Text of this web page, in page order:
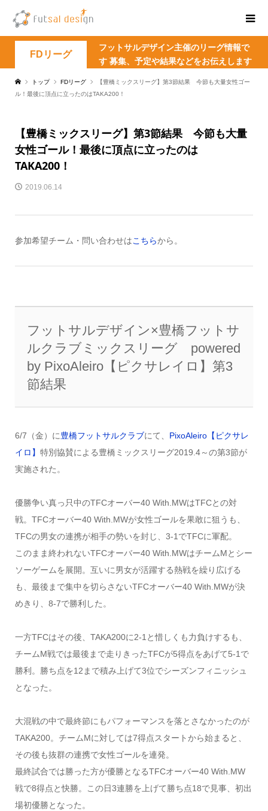
FDリーグ
フットサルデザイン主催のリーグ情報で
す 募集、予定や結果などをお伝えします
トップ FDリーグ
【豊橋ミックスリーグ】第3節結果 今節も大量女性ゴー
ル！最後に頂点に立ったのはTAKA200！
【豊橋ミックスリーグ】第3節結果 今節も大量
女性ゴール！最後に頂点に立ったのは
TAKA200！
2019.06.14
参加希望チーム・問い合わせはこちらから。
フットサルデザイン×豊橋フットサ
ルクラブミックスリーグ powered
by PixoAleiro【ピクサレイロ】第3
節結果
6/7（金）に豊橋フットサルクラブにて、 PixoAleiro【ピクサレ
イロ】 特別協賛による豊橋ミックスリーグ2019.4～の第3節が
実施された。
優勝争い真っ只中のTFCオーバー40 With.MWはTFCとの対
戦。TFCオーバー40 With.MWが女性ゴールを果敢に狙うも、
TFCの男女の連携が相手の勢いを封じ、3-1でTFCに軍配。
このまま終われないTFCオーバー40 With.MWはチームMとシー
ソーゲームを展開。互いに男女が活躍する熱戦を繰り広げる
も、最後まで集中を切らさないTFCオーバー40 With.MWが決
めきり、8-7で勝利した。
一方TFCはその後、TAKA200に2-1と惜しくも力負けするも、
チームM戦では最後まで走りきったTFCが5得点をあげて5-1で
勝利。勝ち点を12まで積み上げて3位でシーズンフィニッシュ
となった。
大混戦の中で最終節にもパフォーマンスを落とさなかったのが
TAKA200。チームMに対しては7得点スタートから始まると、
その後も抜群の連携で女性ゴールを連発。
最終試合では勝った方が優勝となるTFCオーバー40 With.MW
戦で8得点と快勝。この日3連勝を上げて勝ち点18で見事、初出
場初優勝となった。